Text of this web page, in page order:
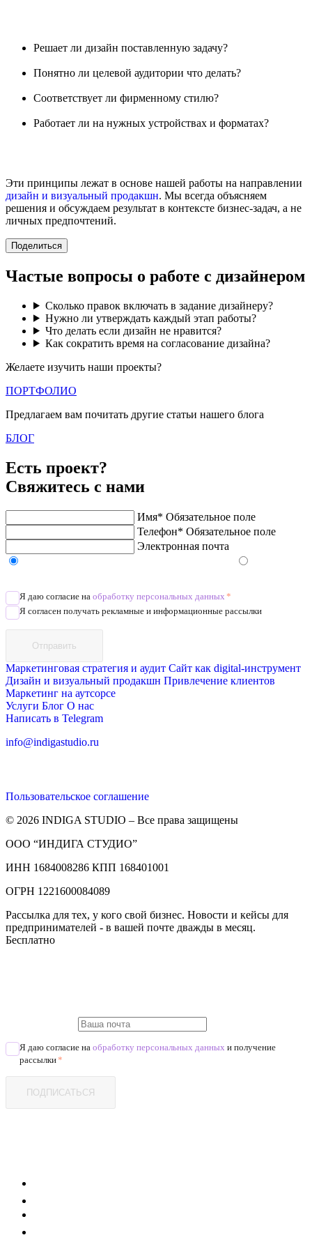
Решает ли дизайн поставленную задачу?
Понятно ли целевой аудитории что делать?
Соответствует ли фирменному стилю?
Работает ли на нужных устройствах и форматах?
Эти принципы лежат в основе нашей работы на направлении
дизайн и визуальный продакшн. Мы всегда объясняем
решения и обсуждаем результат в контексте бизнес-задач, а не
личных предпочтений.
Поделиться
Частые вопросы о работе с дизайнером
Сколько правок включать в задание дизайнеру?
Нужно ли утверждать каждый этап работы?
Что делать если дизайн не нравится?
Как сократить время на согласование дизайна?
Желаете изучить наши проекты?
ПОРТФОЛИО
Предлагаем вам почитать другие статьи нашего блога
БЛОГ
Есть проект?
Свяжитесь с нами
Имя* Обязательное поле
Телефон* Обязательное поле
Электронная почта
Я даю согласие на обработку персональных данных *
Я согласен получать рекламные и информационные рассылки
Отправить
Маркетинговая стратегия и аудит Сайт как digital-инструмент
Дизайн и визуальный продакшн Привлечение клиентов
Маркетинг на аутсорсе
Услуги Блог О нас
Написать в Telegram
info@indigastudio.ru
Пользовательское соглашение
© 2026 INDIGA STUDIO – Все права защищены
ООО “ИНДИГА СТУДИО”
ИНН 1684008286 КПП 168401001
ОГРН 1221600084089
Рассылка для тех, у кого свой бизнес. Новости и кейсы для
предпринимателей - в вашей почте дважды в месяц.
Бесплатно
Я даю согласие на обработку персональных данных и получение
рассылки*
ПОДПИСАТЬСЯ